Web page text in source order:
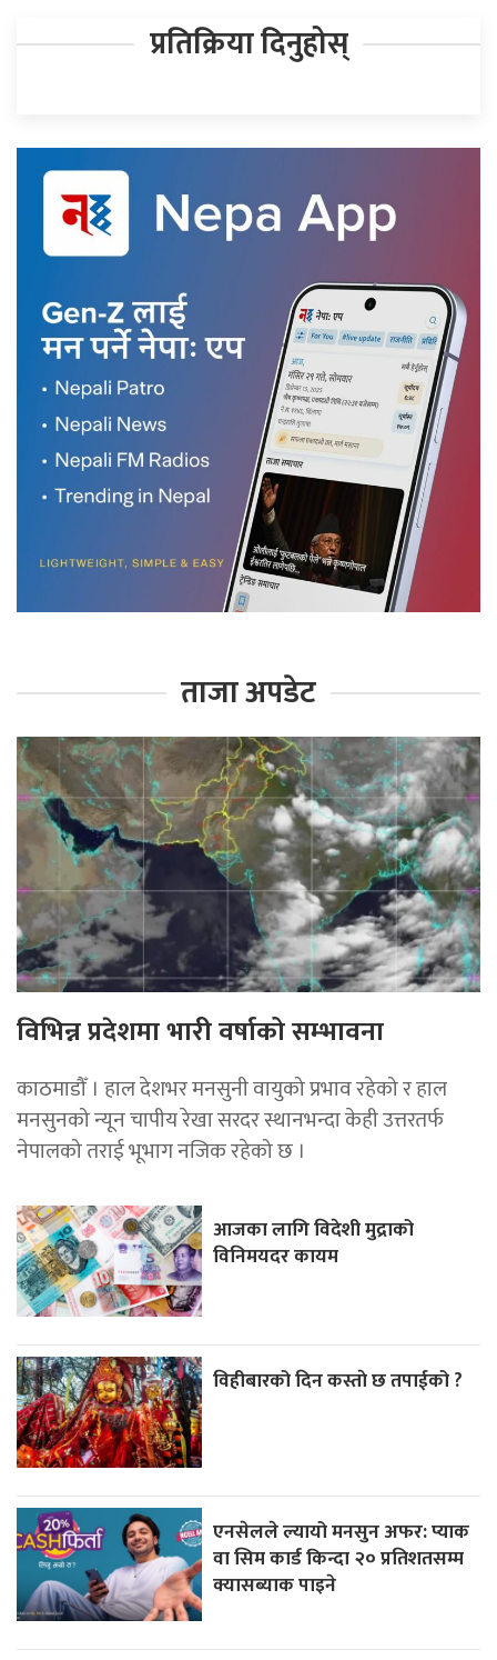
प्रतिक्रिया दिनुहोस्
ताजा अपडेट
विभिन्न प्रदेशमा भारी वर्षाको सम्भावना
काठमाडौँ । हाल देशभर मनसुनी वायुको प्रभाव रहेको र हाल
मनसुनको न्यून चापीय रेखा सरदर स्थानभन्दा केही उत्तरतर्फ
नेपालको तराई भूभाग नजिक रहेको छ ।
आजका लागि विदेशी मुद्राको
विनिमयदर कायम
विहीबारको दिन कस्ताे छ तपाईको ?
एनसेलले ल्यायो मनसुन अफर: प्याक
वा सिम कार्ड किन्दा २० प्रतिशतसम्म
क्यासब्याक पाइने